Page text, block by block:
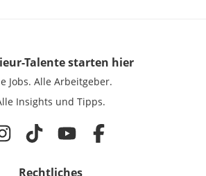
Talentestarten hier
Jobs. Alle Arbeitgeber.
Insights und Tipps.
Rechtliches